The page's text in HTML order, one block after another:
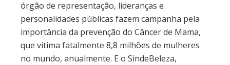
órgão de representação, lideranças e
personalidades públicas fazem campanha pela
importância da prevenção do Câncer de Mama,
que vitima fatalmente 8,8 milhões de mulheres
no mundo, anualmente. E o SindeBeleza,